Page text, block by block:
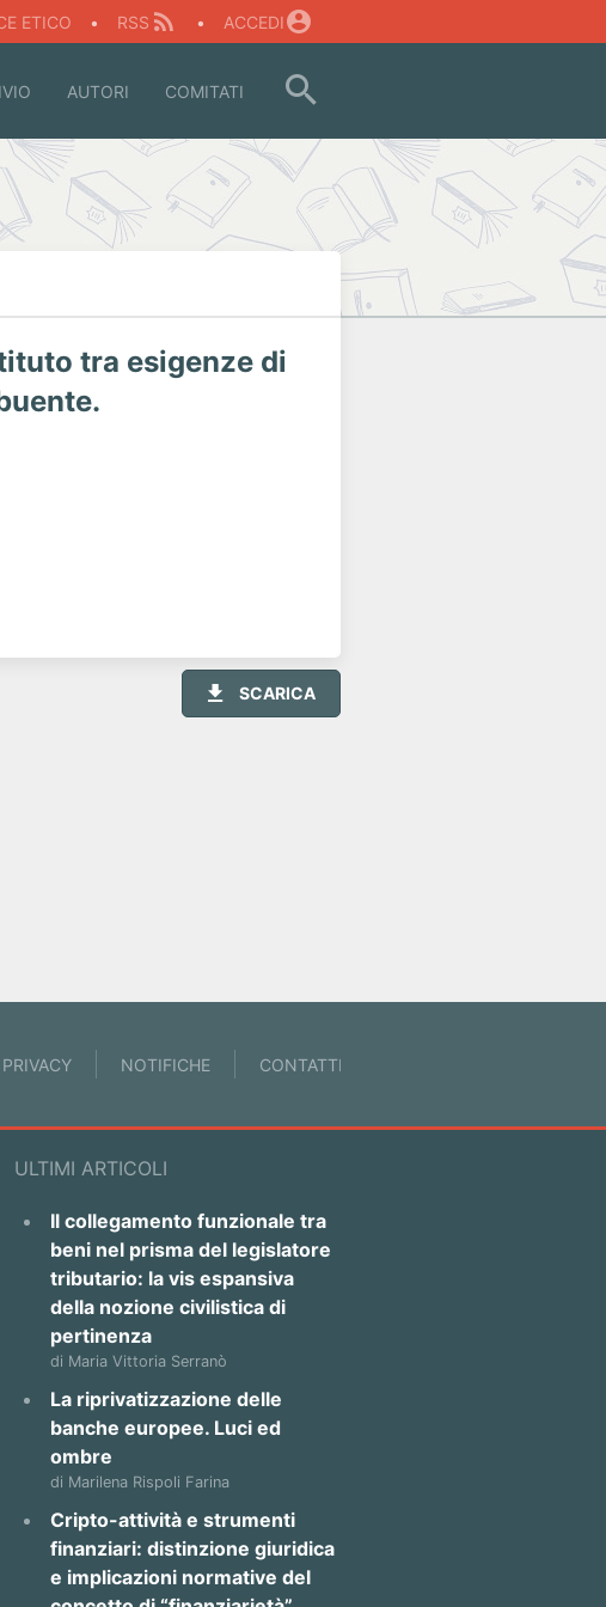
ETICO • RSS • ACCEDI
AUTORI COMITATI
tra esigenze di
SCARICA
PRIVACY NOTIFICHE CONTATTI
ULTIMI ARTICOLI
Il collegamento funzionale tra
beni nel prisma del legislatore
tributario: la vis espansiva
della nozione civilistica di
pertinenza
di Maria Vittoria Serranò
La riprivatizzazione delle
banche europee. Luci ed
ombre
di Marilena Rispoli Farina
Cripto-attività e strumenti
finanziari: distinzione giuridica
e implicazioni normative del